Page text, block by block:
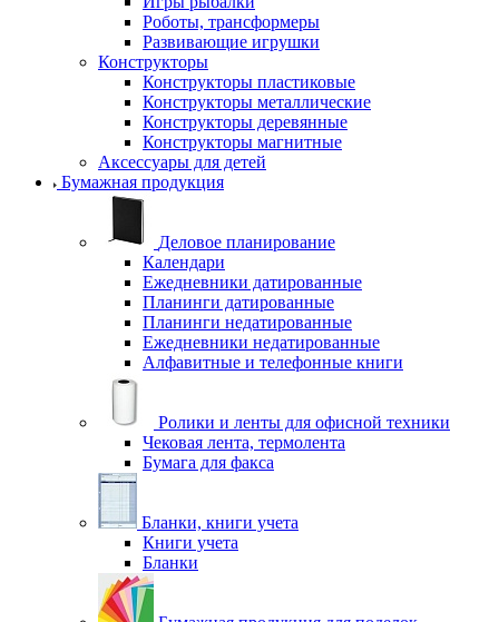
Роботы, трансформеры
Развивающие игрушки
Конструкторы
Конструкторы пластиковые
Конструкторы металлические
Конструкторы деревянные
Конструкторы магнитные
Аксессуары для детей
Бумажная продукция
Деловое планирование
Календари
Ежедневники датированные
Планинги датированные
Планинги недатированные
Ежедневники недатированные
Алфавитные и телефонные книги
Ролики и ленты для офисной техники
Чековая лента, термолента
Бумага для факса
Бланки, книги учета
Книги учета
Бланки